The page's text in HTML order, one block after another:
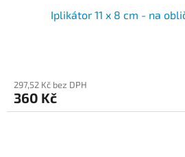
Iplikátor 11 x 8 cm - na
297,52 Kč bez DPH
360 Kč